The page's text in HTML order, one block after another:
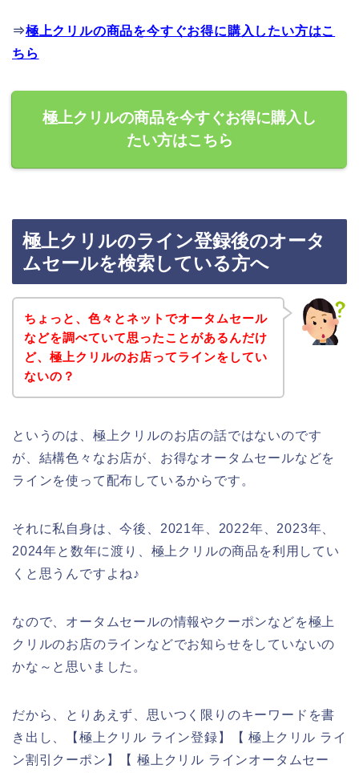
⇒極上クリルの商品を今すぐお得に購入したい方はこ
ちら
極上クリルの商品を今すぐお得に購入し
たい方はこちら
極上クリルのライン登録後のオータ
ムセールを検索している方へ
ちょっと、色々とネットでオータムセール
などを調べていて思ったことがあるんだけ
ど、極上クリルのお店ってラインをしてい
ないの？
というのは、極上クリルのお店の話ではないのです
が、結構色々なお店が、お得なオータムセールなどを
ラインを使って配布しているからです。
それに私自身は、今後、2021年、2022年、2023年、
2024年と数年に渡り、極上クリルの商品を利用してい
くと思うんですよね♪
なので、オータムセールの情報やクーポンなどを極上
クリルのお店のラインなどでお知らせをしていないの
かな～と思いました。
だから、とりあえず、思いつく限りのキーワードを書
き出し、【極上クリル ライン登録】【 極上クリル ライ
ン割引クーポン】【 極上クリル ラインオータムセー